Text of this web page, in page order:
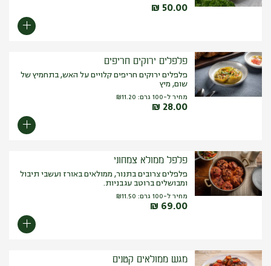
₪ 50.00
פלפלים ירוקים חריפים
פלפלים ירוקים חריפים קלויים על האש, בתחמיץ של
שום, מיץ
מחיר ל-100 גרם: ₪11.20
₪ 28.00
פלפל ממולא צמחוני
פלפלים צרובים בתנור, ממולאים באורז ועשבי תיבול
ומבושלים ברוטב עגבניות.
מחיר ל-100 גרם: ₪11.50
₪ 69.00
מגש ממולאים קטנים